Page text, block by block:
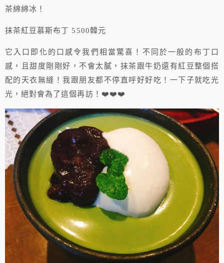
茶綿綿冰！
抹茶紅豆慕斯布丁 5500韓元
它入口即化的口感令我們相當驚喜！不同於一般的布丁口
感，且甜度剛剛好，不會太膩，抹茶跟牛奶還有紅豆整個搭
配的天衣無縫！我跟朋友都不停直呼好好吃！一下子就吃光
光，絕對會為了這個再訪！❤️❤️❤️